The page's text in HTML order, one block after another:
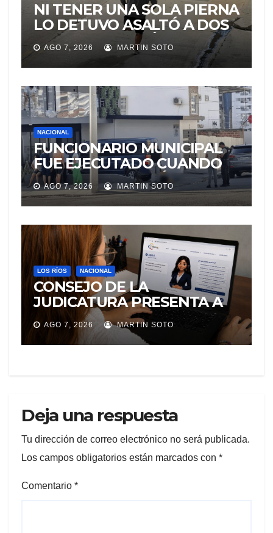
NI TENER UNA SOLA PIERNA
LO DETUVO ASALTÓ A DOS
MUJERES Y HUYÓ
BRINCANDO.
AGO 7, 2026 MARTIN SOTO
NACIONAL
FUNCIONARIO MUNICIPAL
FUE EJECUTADO CUANDO
IBA A UNA REUNIÓN DE
TRABAJO EN MANTA
AGO 7, 2026 MARTIN SOTO
LOS RÍOS NACIONAL
CONSEJO DE LA
JUDICATURA PRESENTA A
«Adila», LA ASISTENTE
VIRTUAL QUE ORIENTA A LA
CIUDADANÍA SOBRE
AGO 7, 2026 MARTIN SOTO
Deja una respuesta
Tu dirección de correo electrónico no será publicada.
Los campos obligatorios están marcados con *
Comentario *